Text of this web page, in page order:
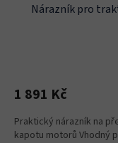
Nárazník pro
1 891 Kč
Praktický nárazník na
kapotu motorů Vhodný